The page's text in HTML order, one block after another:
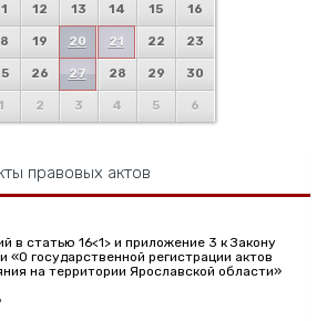
12 13 14 15 16
19 20 21 22 23
26 27 28 29 30
2 3 4 5 6
правовых актов
в статью 16<1> и приложение 3 к Закону
«О государственной регистрации актов
на территории Ярославской области»